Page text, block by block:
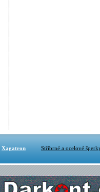
Xagatron Stříbrné a ocelové